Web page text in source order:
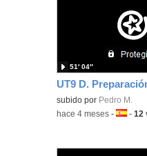
Contenido educativo.
subido por Pedro M.
51′ 04″
-hace 4 meses -Idioma:
-12